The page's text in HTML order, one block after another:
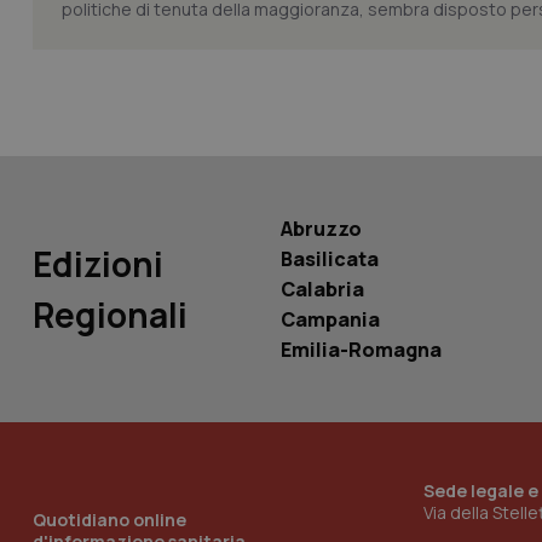
politiche di tenuta della maggioranza, sembra disposto
Edizioni
Regionali
Abruzzo
Basilicata
Calabria
Campania
Emilia-Romagna
Quotidiano online
Sede legale
Via della
Nome